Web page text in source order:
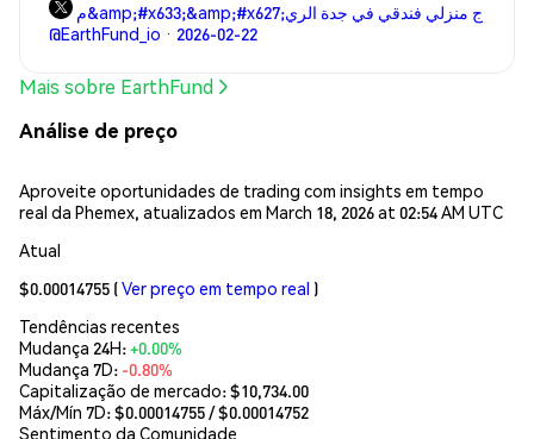
م&amp;#x633;&amp;#x627;ج منزلي فندقي في جدة الري
@EarthFund_io · 2026-02-22
Mais sobre EarthFund
Análise de preço
Aproveite oportunidades de trading com insights em tempo
real da Phemex, atualizados em March 18, 2026 at 02:54 AM UTC
Atual
$0.00014755 (Ver preço em tempo real )
Tendências recentes
Mudança 24H:+0.00%
Mudança 7D: -0.80%
Capitalização de mercado:$10,734.00
Máx/Mín 7D: $0.00014755/ $0.00014752
Sentimento da Comunidade